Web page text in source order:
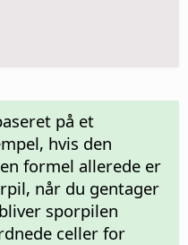
på et
hvis den
formel allerede er
når du gentager
sporpilen
celler for